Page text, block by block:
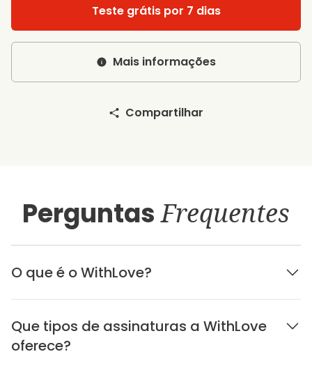
Teste grátis por 7 dias
Mais informações
Compartilhar
PerguntasFrequentes
O que é o WithLove?
Que tipos de assinaturas a WithLove
oferece?